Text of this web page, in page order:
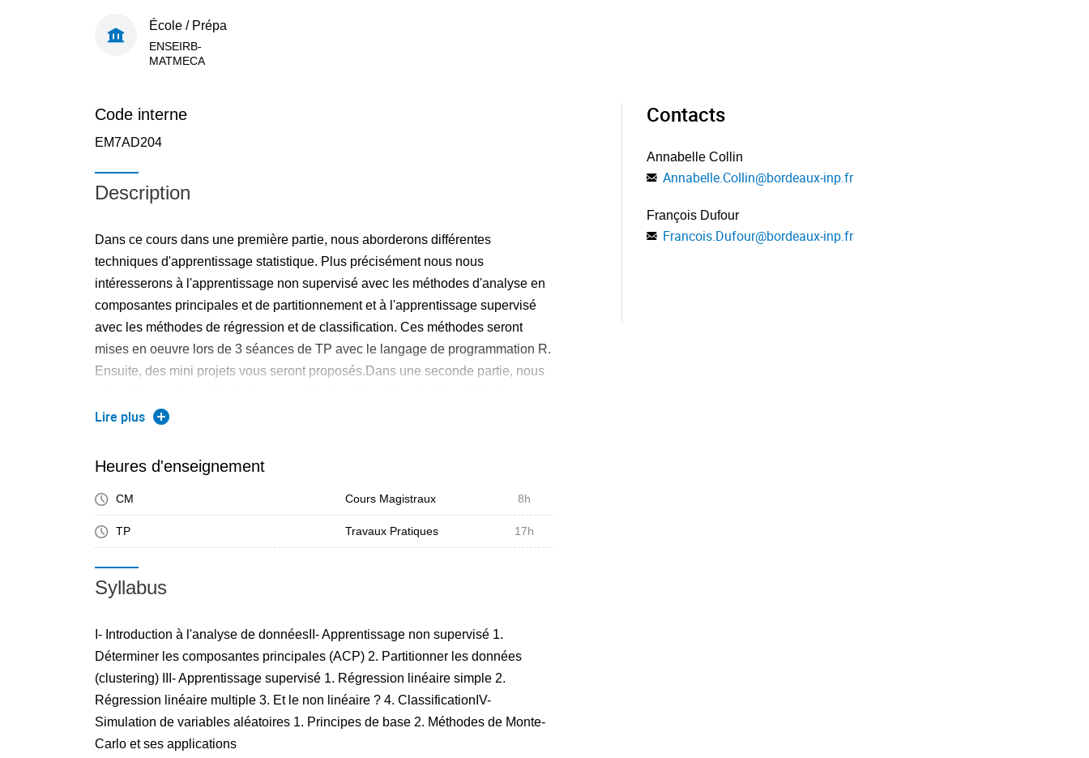
École / Prépa
ENSEIRB-
MATMECA
Code interne
EM7AD204
Description
Dans ce cours dans une première partie, nous aborderons différentes
techniques d'apprentissage statistique. Plus précisément nous nous
intéresserons à l'apprentissage non supervisé avec les méthodes d'analyse en
composantes principales et de partitionnement et à l'apprentissage supervisé
avec les méthodes de régression et de classification. Ces méthodes seront
mises en oeuvre lors de 3 séances de TP avec le langage de programmation R.
Ensuite, des mini projets vous seront proposés.Dans une seconde partie, nous
des applications aux méthodes de Monte-Carlo. Nous présenterons les chaînes
l'optimisation stochastique. De nombreux exemples, vous serons présentés et
Lire plus
Heures d'enseignement
CM Cours Magistraux 8h
TP Travaux Pratiques 17h
Syllabus
I- Introduction à l'analyse de donnéesII- Apprentissage non supervisé 1.
Déterminer les composantes principales (ACP) 2. Partitionner les données
(clustering) III- Apprentissage supervisé 1. Régression linéaire simple 2.
Régression linéaire multiple 3. Et le non linéaire ? 4. ClassificationIV-
Simulation de variables aléatoires 1. Principes de base 2. Méthodes de Monte-
Carlo et ses applications
Contacts
Annabelle Collin
Annabelle.Collin@bordeaux-inp.fr
François Dufour
Francois.Dufour@bordeaux-inp.fr